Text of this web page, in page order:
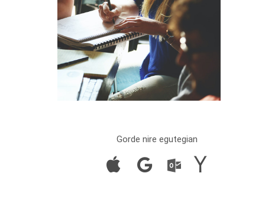
Gorde nire egutegian